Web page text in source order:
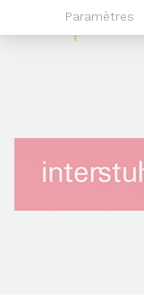
Paramètres